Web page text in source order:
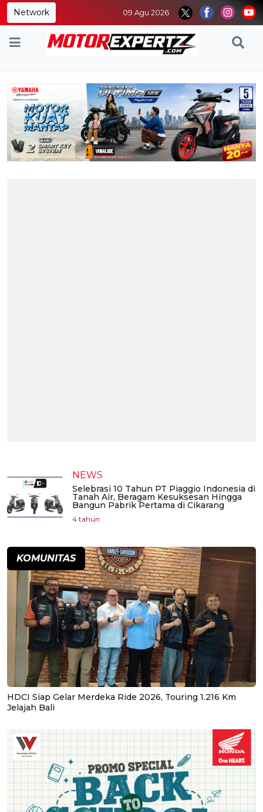
Network 09 Agu 2026
NEWS
Selebrasi 10 Tahun PT Piaggio Indonesia di
Tanah Air, Beragam Kesuksesan Hingga
Bangun Pabrik Pertama di Cikarang
4 tahun
KOMUNITAS
HDCI Siap Gelar Merdeka Ride 2026, Touring 1.216 Km
Jelajah Bali